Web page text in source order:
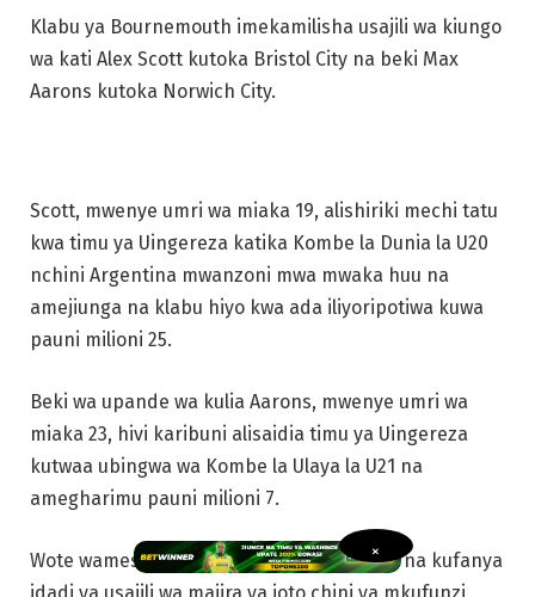
Klabu ya Bournemouth imekamilisha usajili wa kiungo
wa kati Alex Scott kutoka Bristol City na beki Max
Aarons kutoka Norwich City.
Scott, mwenye umri wa miaka 19, alishiriki mechi tatu
kwa timu ya Uingereza katika Kombe la Dunia la U20
nchini Argentina mwanzoni mwa mwaka huu na
amejiunga na klabu hiyo kwa ada iliyoripotiwa kuwa
pauni milioni 25.
Beki wa upande wa kulia Aarons, mwenye umri wa
miaka 23, hivi karibuni alisaidia timu ya Uingereza
kutwaa ubingwa wa Kombe la Ulaya la U21 na
amegharimu pauni milioni 7.
Wote wamesaini mikataba ya muda mrefu na kufanya
idadi ya usajili wa majira ya joto chini ya mkufunzi
×